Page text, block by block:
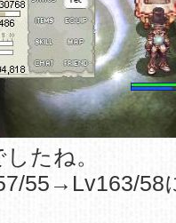
たね。
55→Lv163/58